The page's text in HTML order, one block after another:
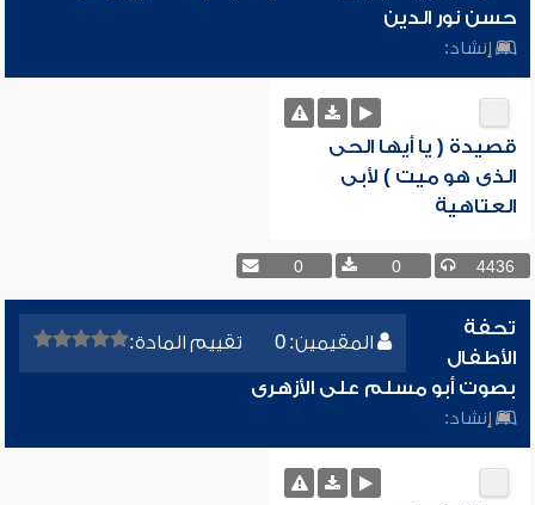
حسن نور الدين
إنشاد:
قصيدة ( يا أيها الحى
الذى هو ميت ) لأبى
العتاهية
4436
0
0
المقيمين: 0 تقييم المادة:
تحفة
الأطفال
بصوت أبو مسلم على الأزهرى
إنشاد: